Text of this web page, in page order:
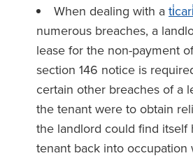
When dealing with a
numerous breaches, a
lease for the non-payment
section 146 notice is
certain other breaches of a
the tenant were to obtain
the landlord could find itself
tenant back into occupation